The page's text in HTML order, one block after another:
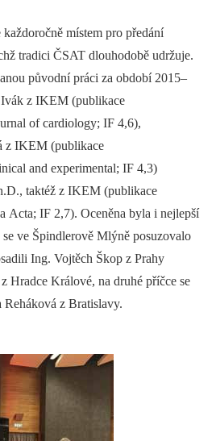
místem pro předání
tradici ČSAT dlouhodobě udržuje.
původní práci za období 2015–
z IKEM (publikace
of cardiology; IF 4,6),
z IKEM (publikace
and experimental; IF 4,3)
taktéž z IKEM (publikace
Acta; IF 2,7). Oceněna byla i nejlepší
ve Špindlerově Mlýně posuzovalo
Ing. Vojtěch Škop z Prahy
Hradce Králové, na druhé příčce se
z Bratislavy.